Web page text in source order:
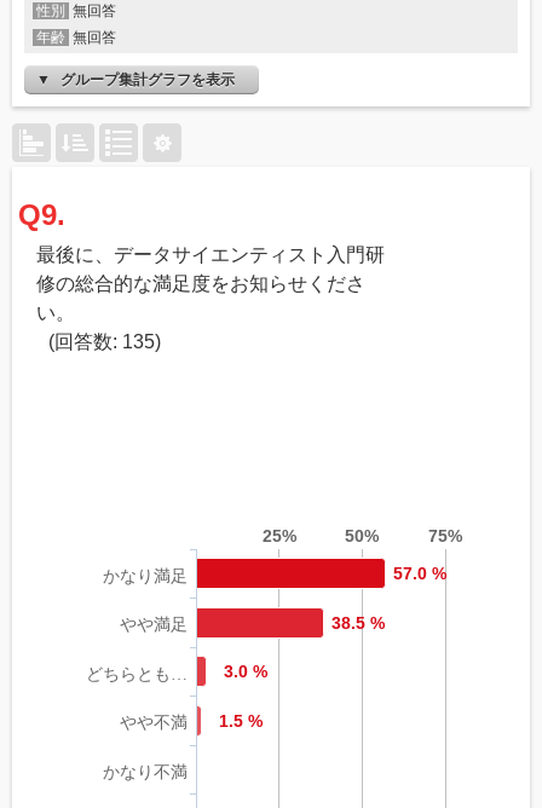
性別
無回答
年齢 無回答
グループ集計グラフを表示
Q9.
最後に、データサイエンティスト入門研
修の総合的な満足度をお知らせくださ
い。
(回答数: 135)
25% 50% 75%
かなり満足
やや満足
どちらとも…
やや不満
かなり不満
57.0 %
38.5 %
3.0 %
1.5 %